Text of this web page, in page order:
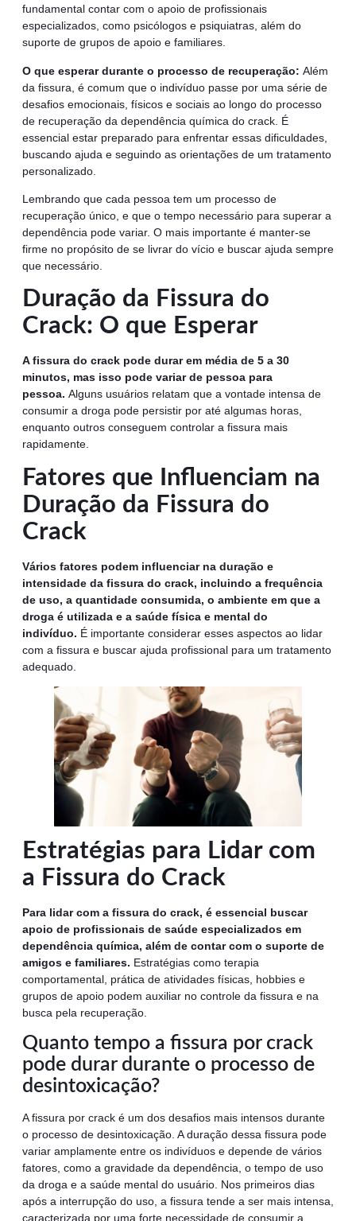
fundamental contar com o apoio de profissionais
especializados, como psicólogos e psiquiatras, além do
suporte de grupos de apoio e familiares.
O que esperar durante o processo de recuperação: Além
da fissura, é comum que o indivíduo passe por uma série de
desafios emocionais, físicos e sociais ao longo do processo
de recuperação da dependência química do crack. É
essencial estar preparado para enfrentar essas dificuldades,
buscando ajuda e seguindo as orientações de um tratamento
personalizado.
Lembrando que cada pessoa tem um processo de
recuperação único, e que o tempo necessário para superar a
dependência pode variar. O mais importante é manter-se
firme no propósito de se livrar do vício e buscar ajuda sempre
que necessário.
Duração da Fissura do
Crack: O que Esperar
A fissura do crack pode durar em média de 5 a 30
minutos, mas isso pode variar de pessoa para
pessoa. Alguns usuários relatam que a vontade intensa de
consumir a droga pode persistir por até algumas horas,
enquanto outros conseguem controlar a fissura mais
rapidamente.
Fatores que Influenciam na
Duração da Fissura do
Crack
Vários fatores podem influenciar na duração e
intensidade da fissura do crack, incluindo a frequência
de uso, a quantidade consumida, o ambiente em que a
droga é utilizada e a saúde física e mental do
indivíduo. É importante considerar esses aspectos ao lidar
com a fissura e buscar ajuda profissional para um tratamento
adequado.
Estratégias para Lidar com
a Fissura do Crack
Para lidar com a fissura do crack, é essencial buscar
apoio de profissionais de saúde especializados em
dependência química, além de contar com o suporte de
amigos e familiares. Estratégias como terapia
comportamental, prática de atividades físicas, hobbies e
grupos de apoio podem auxiliar no controle da fissura e na
busca pela recuperação.
Quanto tempo a fissura por crack
pode durar durante o processo de
desintoxicação?
A fissura por crack é um dos desafios mais intensos durante
o processo de desintoxicação. A duração dessa fissura pode
variar amplamente entre os indivíduos e depende de vários
fatores, como a gravidade da dependência, o tempo de uso
da droga e a saúde mental do usuário. Nos primeiros dias
após a interrupção do uso, a fissura tende a ser mais intensa,
caracterizada por uma forte necessidade de consumir a